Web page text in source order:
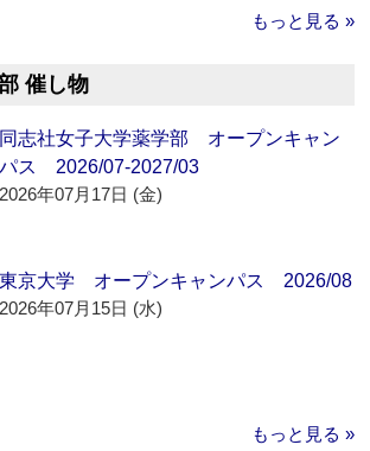
もっと見る »
催し物
同志社女子大学薬学部 オープンキャン
パス 2026/07-2027/03
2026年07月17日 (金)
東京大学 オープンキャンパス 2026/08
2026年07月15日 (水)
もっと見る »